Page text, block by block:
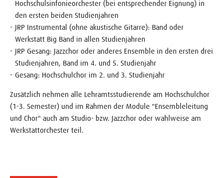
Hochschulsinfonieorchester (bei entsprechender Eignung) in
den ersten beiden Studienjahren
JRP Instrumental (ohne akustische Gitarre): Band oder
Werkstatt Big Band in allen Studienjahren
JRP Gesang: Jazzchor oder anderes Ensemble in den ersten drei
Studienjahren, Band im 4. und 5. Studienjahr
Gesang: Hochschulchor im 2. und 3. Studienjahr
Zusätzlich nehmen alle Lehramtsstudierende am Hochschulchor
(1-3. Semester) und im Rahmen der Module "Ensembleleitung
und Chor" auch am Studio- bzw. Jazzchor oder wahlweise am
Werkstattorchester teil.